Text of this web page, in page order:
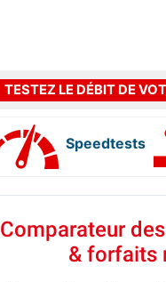
TESTEZ LE DÉBIT DE
Speedtests
Comparateur
& forfaits